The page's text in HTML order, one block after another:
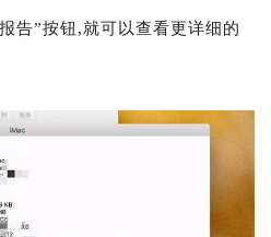
告”按钮,就可以查看更详细的